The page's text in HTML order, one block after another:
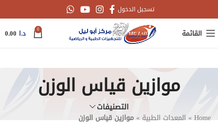
تسجيل الدخول
القائمة 0 د.ا 0.00
موازين قياس الوزن
التصنيفات
Home
»المعدات الطبية»موازين قياس الوزن